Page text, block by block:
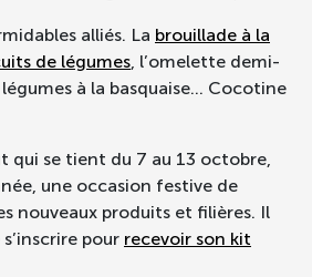
alliés. La brouillade à la
de légumes, l’omelette demi-
à la basquaise… Cocotine
qui se tient du 7 au 13 octobre,
une occasion festive de
nouveaux produits et filières. Il
pour recevoir son kit